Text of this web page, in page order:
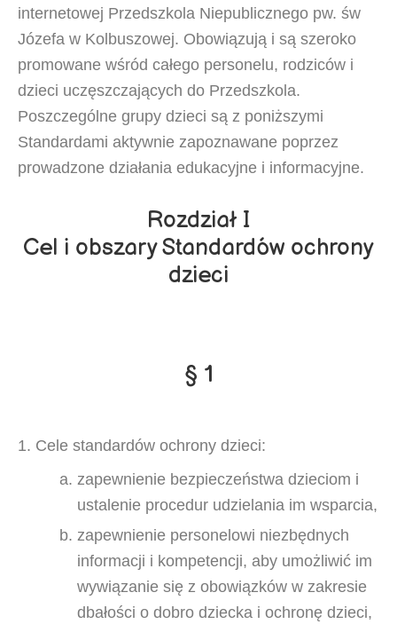
internetowej Przedszkola Niepublicznego pw. św
Józefa w Kolbuszowej. Obowiązują i są szeroko
promowane wśród całego personelu, rodziców i
dzieci uczęszczających do Przedszkola.
Poszczególne grupy dzieci są z poniższymi
Standardami aktywnie zapoznawane poprzez
prowadzone działania edukacyjne i informacyjne.
Rozdział I
Cel i obszary Standardów ochrony
dzieci
§ 1
Cele standardów ochrony dzieci:
zapewnienie bezpieczeństwa dzieciom i
ustalenie procedur udzielania im wsparcia,
zapewnienie personelowi niezbędnych
informacji i kompetencji, aby umożliwić im
wywiązanie się z obowiązków w zakresie
dbałości o dobro dziecka i ochronę dzieci,